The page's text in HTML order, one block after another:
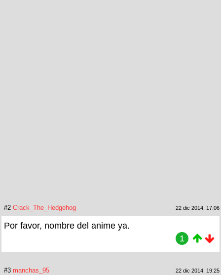
#2 Crack_The_Hedgehog 22 dic 2014, 17:06
Por favor, nombre del anime ya.
1
#3 manchas_95 22 dic 2014, 19:25